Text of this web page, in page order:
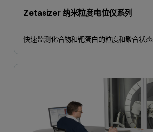
Zetasizer 纳米粒度电位仪系列
快速监测化合物和靶蛋白的粒度和聚合状态